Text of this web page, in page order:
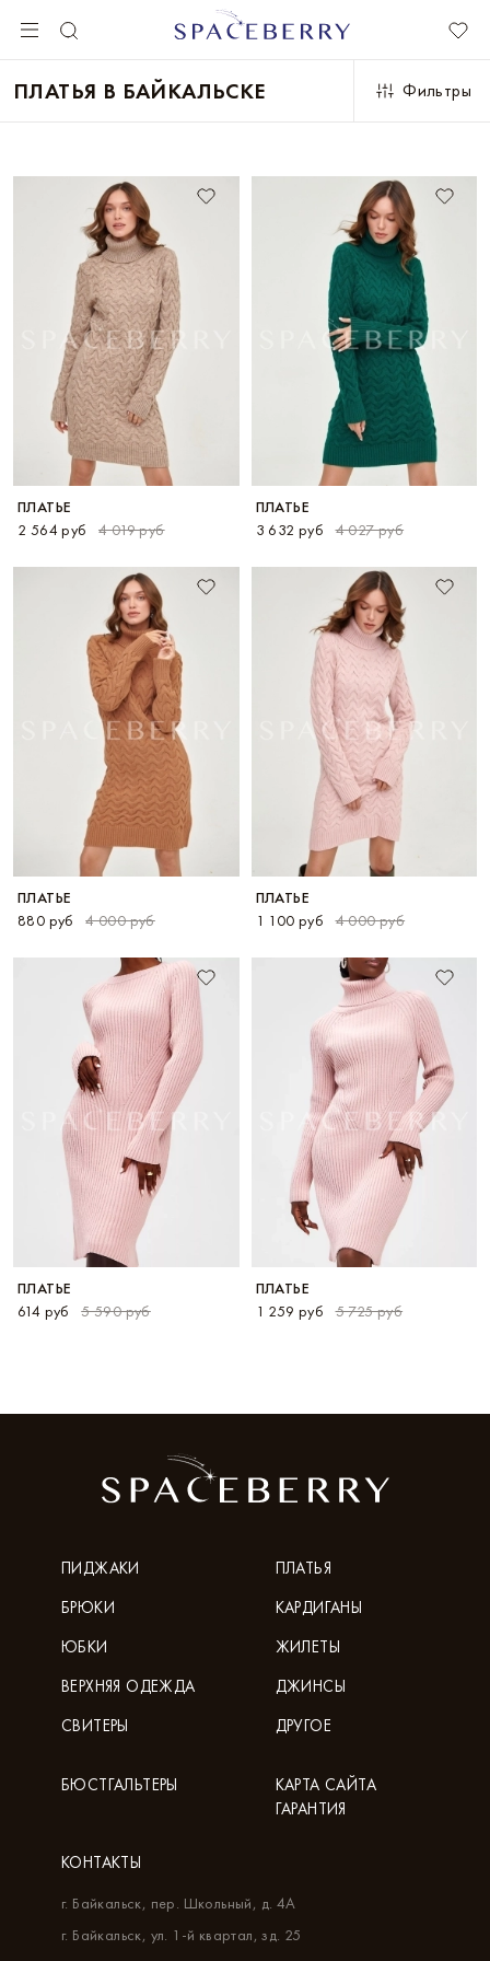
ПЛАТЬЯ В БАЙКАЛЬСКЕ Фильтры
ПЛАТЬЕ
2 564 руб
4 019 руб
ПЛАТЬЕ
3 632 руб
4 027 руб
ПЛАТЬЕ
880 руб
4 000 руб
ПЛАТЬЕ
1 100 руб
4 000 руб
ПЛАТЬЕ
614 руб
5 590 руб
ПЛАТЬЕ
1 259 руб
5 725 руб
ПИДЖАКИ
БРЮКИ
ЮБКИ
ВЕРХНЯЯ ОДЕЖДА
СВИТЕРЫ
ПЛАТЬЯ
КАРДИГАНЫ
ЖИЛЕТЫ
ДЖИНСЫ
ДРУГОЕ
БЮСТГАЛЬТЕРЫ
КАРТА САЙТА
ГАРАНТИЯ
КОНТАКТЫ
г. Байкальск, пер. Школьный, д. 4А
г. Байкальск, ул. 1-й квартал, зд. 25